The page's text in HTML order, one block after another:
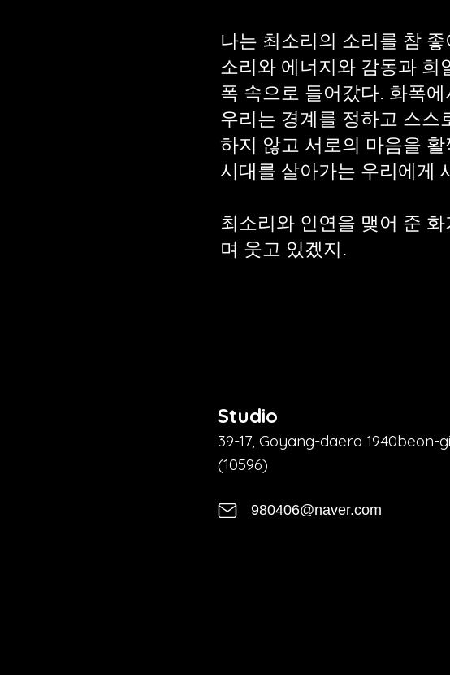
나는 최소리의 소리를 참
소리와 에너지와 감동과
폭 속으로 들어갔다. 화폭
우리는 경계를 정하고 스스
하지 않고 서로의 마음을
시대를 살아가는 우리에게
최소리와 인연을 맺어 준
며 웃고 있겠지.
Studio
39-17, Goyang-daero
(10596)
980406@naver.com